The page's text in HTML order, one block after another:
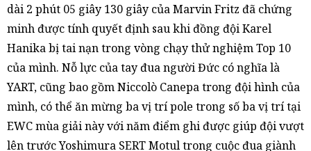
dài 2 phút 05 giây 130 giây của Marvin Fritz đã chứng
minh được tính quyết định sau khi đồng đội Karel
Hanika bị tai nạn trong vòng chạy thử nghiệm Top 10
của mình. Nỗ lực của tay đua người Đức có nghĩa là
YART, cũng bao gồm Niccolò Canepa trong đội hình của
mình, có thể ăn mừng ba vị trí pole trong số ba vị trí tại
EWC mùa giải này với năm điểm ghi được giúp đội vượt
lên trước Yoshimura SERT Motul trong cuộc đua giành